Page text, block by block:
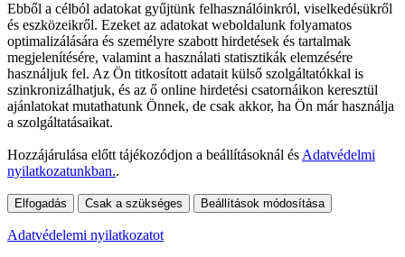
Ebből a célból adatokat gyűjtünk felhasználóinkról, viselkedésükről
és eszközeikről. Ezeket az adatokat weboldalunk folyamatos
optimalizálására és személyre szabott hirdetések és tartalmak
megjelenítésére, valamint a használati statisztikák elemzésére
használjuk fel. Az Ön titkosított adatait külső szolgáltatókkal is
szinkronizálhatjuk, és az ő online hirdetési csatornáikon keresztül
ajánlatokat mutathatunk Önnek, de csak akkor, ha Ön már használja
a szolgáltatásaikat.
Hozzájárulása előtt tájékozódjon a beállításoknál és Adatvédelmi
nyilatkozatunkban..
Elfogadás Csak a szükséges Beállítások módosítása
Adatvédelemi nyilatkozatot